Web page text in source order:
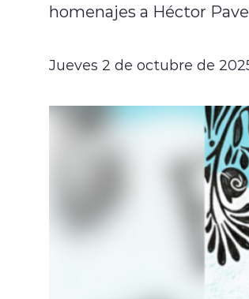
homenajes a Héctor
Jueves 2 de octubre de